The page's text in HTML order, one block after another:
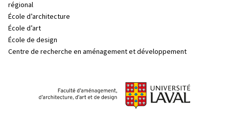
régional
École d’architecture
École d’art
École de design
Centre de recherche en aménagement et développement